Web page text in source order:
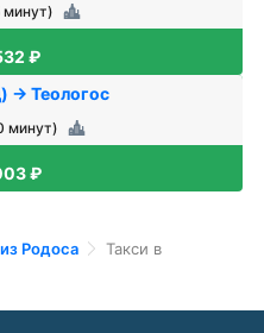
минут)
₽
→ Теологос
минут)
₽
Родоса
Такси в